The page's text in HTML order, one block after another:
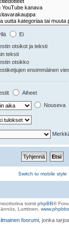
Ei
otsikot ja teksti
teksti
otsikko
ensimmäinen
Aiheet
Nouseva
Switch to mobile style
toimii phpBB®
Lurttinen,
ilmainen foorumi , jonka